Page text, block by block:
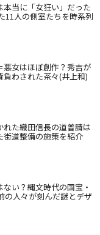
本当に「女狂い」だった
11人の側室たちを時系列
悪女はほぼ創作？秀吉が
わされた茶々(井上和)
れた織田信長の道普請は
街道整備の施策を紹介
い？縄文時代の国宝・
の人々が刻んだ謎とデザ